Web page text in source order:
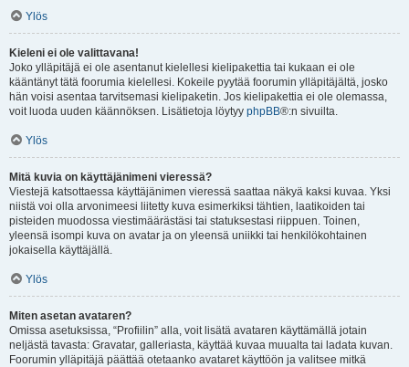
Ylös
Kieleni ei ole valittavana!
Joko ylläpitäjä ei ole asentanut kielellesi kielipakettia tai kukaan ei ole
kääntänyt tätä foorumia kielellesi. Kokeile pyytää foorumin ylläpitäjältä, josko
hän voisi asentaa tarvitsemasi kielipaketin. Jos kielipakettia ei ole olemassa,
voit luoda uuden käännöksen. Lisätietoja löytyy phpBB®:n sivuilta.
Ylös
Mitä kuvia on käyttäjänimeni vieressä?
Viestejä katsottaessa käyttäjänimen vieressä saattaa näkyä kaksi kuvaa. Yksi
niistä voi olla arvonimeesi liitetty kuva esimerkiksi tähtien, laatikoiden tai
pisteiden muodossa viestimäärästäsi tai statuksestasi riippuen. Toinen,
yleensä isompi kuva on avatar ja on yleensä uniikki tai henkilökohtainen
jokaisella käyttäjällä.
Ylös
Miten asetan avataren?
Omissa asetuksissa, “Profiilin” alla, voit lisätä avataren käyttämällä jotain
neljästä tavasta: Gravatar, galleriasta, käyttää kuvaa muualta tai ladata kuvan.
Foorumin ylläpitäjä päättää otetaanko avataret käyttöön ja valitsee mitkä